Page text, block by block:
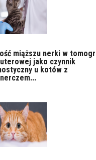
miąższu nerki w
jako czynnik
u kotów z